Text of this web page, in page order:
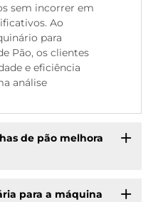
sem incorrer em
Ao
para
Pão, os clientes
e eficiência
análise
de pão melhora
para a máquina